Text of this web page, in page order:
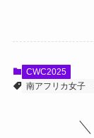
CWC2025
南アフリカ女子